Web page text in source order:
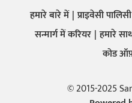
हमारे बारे में प्राइवेसी पालिसी
सन्मार्ग में करियर हमारे
कोड
© 2015-2025